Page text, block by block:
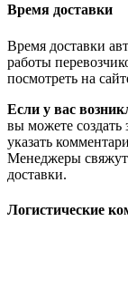
Время доставки
Время доставки
работы
посмотреть на
Если у вас
вы можете создать
указать
Менеджеры
доставки.
Логистические